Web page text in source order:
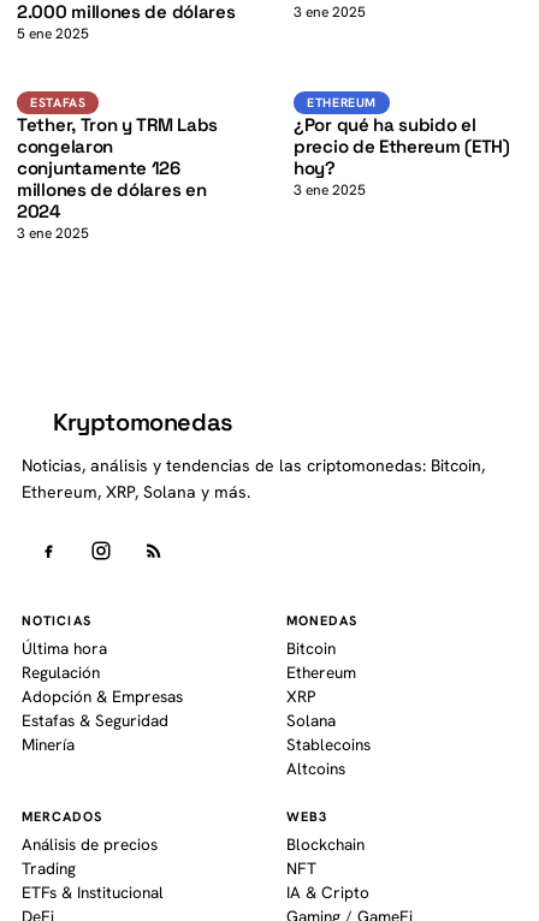
2.000 millones de dólares
5 ene 2025
3 ene 2025
ESTAFASUSDT
ESTAFAS
Tether, Tron y TRM Labs
congelaron
conjuntamente 126
millones de dólares en
2024
3 ene 2025
ETHEREUMETH
ETHEREUM
¿Por qué ha subido el
precio de Ethereum (ETH)
hoy?
3 ene 2025
Kryptomonedas
Noticias, análisis y tendencias de las criptomonedas: Bitcoin,
Ethereum, XRP, Solana y más.
NOTICIAS
Última hora
Regulación
Adopción & Empresas
Estafas & Seguridad
Minería
MONEDAS
Bitcoin
Ethereum
XRP
Solana
Stablecoins
Altcoins
MERCADOS
Análisis de precios
Trading
ETFs & Institucional
DeFi
WEB3
Blockchain
NFT
IA & Cripto
Gaming / GameFi